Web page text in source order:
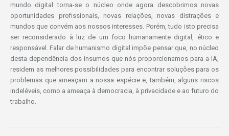
mundo digital torna-se o núcleo onde agora descobrimos novas
oportunidades profissionais, novas relações, novas distrações e
mundos que convém aos nossos interesses. Porém, tudo isto precisa
ser reconsiderado à luz de um foco humanamente digital, ético e
responsável. Falar de humanismo digital impõe pensar que, no núcleo
desta dependência dos insumos que nós proporcionamos para a IA,
residem as melhores possibilidades para encontrar soluções para os
problemas que ameaçam a nossa espécie e, também, alguns riscos
indeléveis, como a ameaça à democracia, à privacidade e ao futuro do
trabalho.